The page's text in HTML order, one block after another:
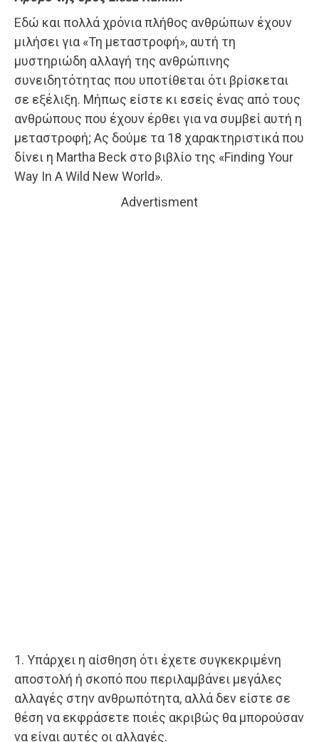
Εδώ και πολλά χρόνια πλήθος ανθρώπων έχουν
μιλήσει για «Τη μεταστροφή», αυτή τη
μυστηριώδη αλλαγή της ανθρώπινης
συνειδητότητας που υποτίθεται ότι βρίσκεται
σε εξέλιξη. Μήπως είστε κι εσείς ένας από τους
ανθρώπους που έχουν έρθει για να συμβεί αυτή η
μεταστροφή; Ας δούμε τα 18 χαρακτηριστικά που
δίνει η Martha Beck στο βιβλίο της «Finding Your
Way In A Wild New World».
Advertisment
1. Υπάρχει η αίσθηση ότι έχετε συγκεκριμένη
αποστολή ή σκοπό που περιλαμβάνει μεγάλες
αλλαγές στην ανθρωπότητα, αλλά δεν είστε σε
θέση να εκφράσετε ποιές ακριβώς θα μπορούσαν
να είναι αυτές οι αλλαγές.